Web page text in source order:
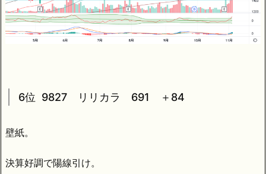
6位 9827 リリカラ 691 ＋84
壁紙。
決算好調で陽線引け。